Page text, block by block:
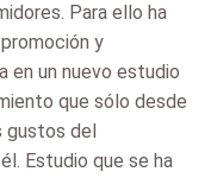
Para ello ha
y
en un nuevo estudio
que sólo desde
gustos del
Estudio que se ha